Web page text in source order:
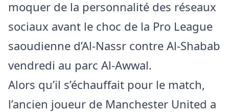
moquer de la personnalité des réseaux
sociaux avant le choc de la Pro League
saoudienne d’Al-Nassr contre Al-Shabab
vendredi au parc Al-Awwal.
Alors qu’il s’échauffait pour le match,
l’ancien joueur de Manchester United a